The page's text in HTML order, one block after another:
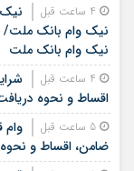
نیک وام بانک ملت/
نیک وام بانک ملت
اقساط و نحوه
ضامن، اقساط و